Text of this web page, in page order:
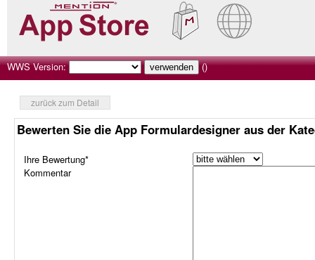
WWS Version: ()
zurück zum Detail
Bewerten Sie die App Formulardesigner aus der
Ihre Bewertung*
Kommentar